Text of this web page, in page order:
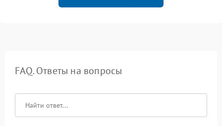
FAQ. Ответы на вопросы